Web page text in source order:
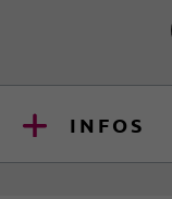
INFOS